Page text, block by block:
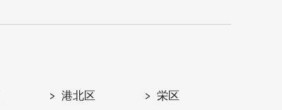
港北区 栄区